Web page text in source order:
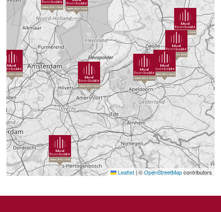
Leaflet|©OpenStreetMapcontributors